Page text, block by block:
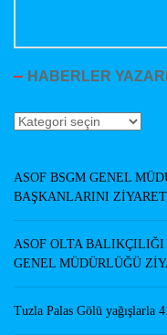
HABERLER
Haberler
ASOF BSGM GENEL
BAŞKANLARINI
ASOF OLTA
GENEL MÜDÜRLÜĞÜ
Tuzla Palas Gölü yağışlarla